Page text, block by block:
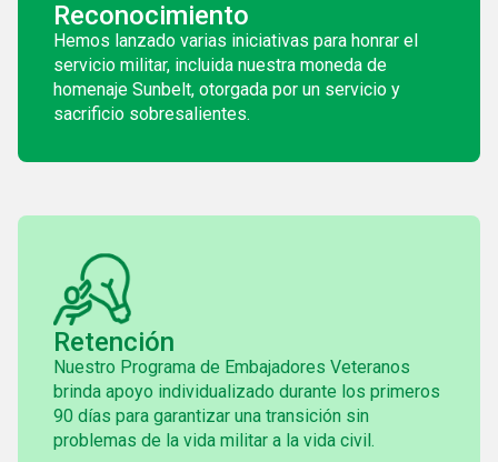
Reconocimiento
Hemos lanzado varias iniciativas para honrar el
servicio militar, incluida nuestra moneda de
homenaje Sunbelt, otorgada por un servicio y
sacrificio sobresalientes.
Retención
Nuestro Programa de Embajadores Veteranos
brinda apoyo individualizado durante los primeros
90 días para garantizar una transición sin
problemas de la vida militar a la vida civil.